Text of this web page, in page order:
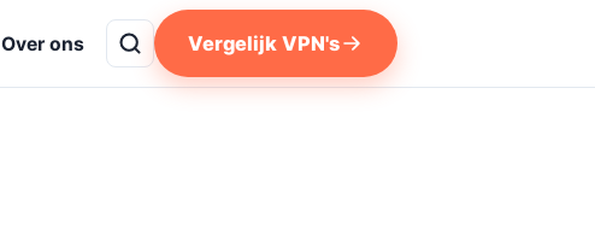
Over ons Vergelijk VPN's